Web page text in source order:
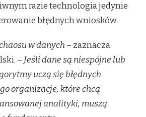
razie technologia jedynie
błędnych wniosków.
w danych – zaznacza
– Jeśli dane są niespójne lub
uczą się błędnych
organizacje, które chcą
analityki, muszą